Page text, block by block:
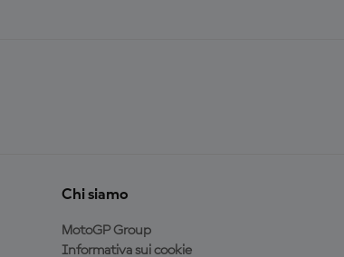
Chi siamo
MotoGP Group
Informativa sui cookie